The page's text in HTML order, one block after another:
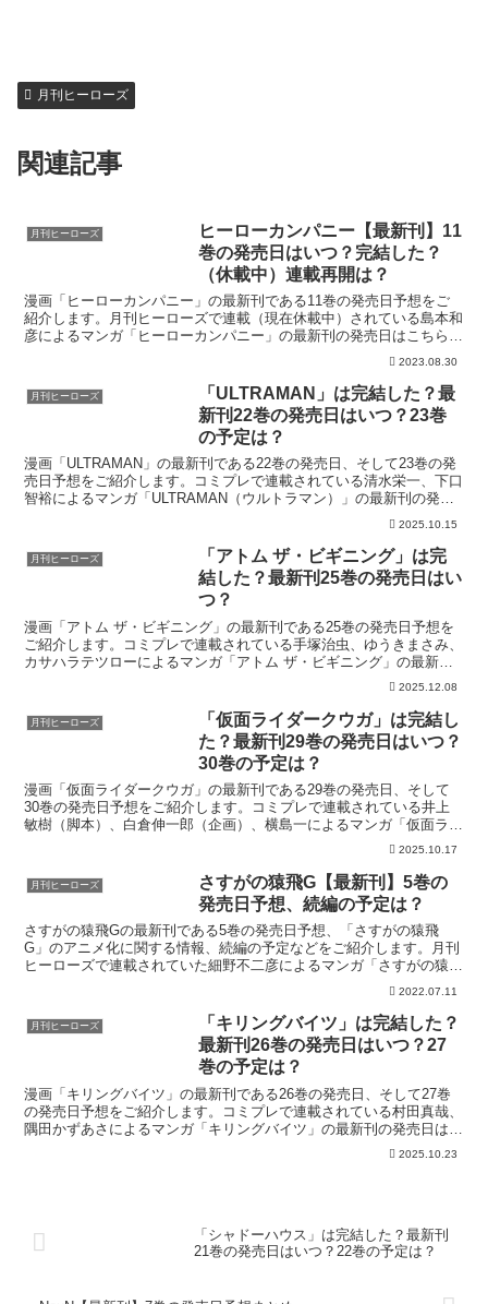
月刊ヒーローズ
関連記事
月刊ヒーローズ
ヒーローカンパニー【最新刊】11
巻の発売日はいつ？完結した？
（休載中）連載再開は？
漫画「ヒーローカンパニー」の最新刊である11巻の発売日予想をご
紹介します。月刊ヒーローズで連載（現在休載中）されている島本和
彦によるマンガ「ヒーローカンパニー」の最新刊の発売日はこちら！
休載中の漫画「ヒーローカンパニー」11巻の発売日はいつ...2023.08.30
月刊ヒーローズ
「ULTRAMAN」は完結した？最
新刊22巻の発売日はいつ？23巻
の予定は？
漫画「ULTRAMAN」の最新刊である22巻の発売日、そして23巻の発
売日予想をご紹介します。コミプレで連載されている清水栄一、下口
智裕によるマンガ「ULTRAMAN（ウルトラマン）」の最新刊の発売
2025.10.15
月刊ヒーローズ
「アトム ザ・ビギニング」は完
結した？最新刊25巻の発売日はい
つ？
漫画「アトム ザ・ビギニング」の最新刊である25巻の発売日予想を
ご紹介します。コミプレで連載されている手塚治虫、ゆうきまさみ、
カサハラテツローによるマンガ「アトム ザ・ビギニング」の最新刊
の発売日、今すぐお得に読む方法はこちら！「アトムザビ...2025.12.08
月刊ヒーローズ
「仮面ライダークウガ」は完結し
た？最新刊29巻の発売日はいつ？
30巻の予定は？
漫画「仮面ライダークウガ」の最新刊である29巻の発売日、そして
30巻の発売日予想をご紹介します。コミプレで連載されている井上
敏樹（脚本）、白倉伸一郎（企画）、横島一によるマンガ「仮面ライ
ダークウガ」の最新刊の発売日はこちら！漫画「仮面ライダ...2025.10.17
月刊ヒーローズ
さすがの猿飛G【最新刊】5巻の
発売日予想、続編の予定は？
さすがの猿飛Gの最新刊である5巻の発売日予想、「さすがの猿飛
G」のアニメ化に関する情報、続編の予定などをご紹介します。月刊
ヒーローズで連載されていた細野不二彦によるマンガ「さすがの猿飛
G」の最新刊の発売日はこちら！漫画「さすがの猿飛G」5巻...2022.07.11
月刊ヒーローズ
「キリングバイツ」は完結した？
最新刊26巻の発売日はいつ？27
巻の予定は？
漫画「キリングバイツ」の最新刊である26巻の発売日、そして27巻
の発売日予想をご紹介します。コミプレで連載されている村田真哉、
隅田かずあさによるマンガ「キリングバイツ」の最新刊の発売日はこ
ちら！漫画「キリングバイツ」26巻の発売日はいつ？コ... 2025.10.23
「シャドーハウス」は完結した？最新刊
21巻の発売日はいつ？22巻の予定は？